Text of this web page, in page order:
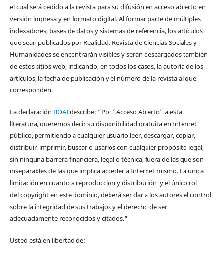
el cual será cedido a la revista para su difusión en acceso abierto en
versión impresa y en formato digital. Al formar parte de múltiples
indexadores, bases de datos y sistemas de referencia, los artículos
que sean publicados por Realidad: Revista de Ciencias Sociales y
Humanidades se encontrarán visibles y serán descargados también
de estos sitios web, indicando, en todos los casos, la autoría de los
artículos, la fecha de publicación y el número de la revista al que
corresponden.
La declaración BOAIdescribe: “Por "Acceso Abierto" a esta
literatura, queremos decir su disponibilidad gratuita en Internet
público, permitiendo a cualquier usuario leer, descargar, copiar,
distribuir, imprimir, buscar o usarlos con cualquier propósito legal,
sin ninguna barrera financiera, legal o técnica, fuera de las que son
inseparables de las que implica acceder a Internet mismo. La única
limitación en cuanto a reproducción y distribución y el único rol
del copyright en este dominio, deberá ser dar a los autores el control
sobre la integridad de sus trabajos y el derecho de ser
adecuadamente reconocidos y citados."
Usted está en libertad de: